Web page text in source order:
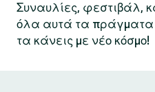
Συναυλίες, φεστιβάλ,
όλα αυτά τα πράγματα
τα κάνεις με νέο κόσμο!